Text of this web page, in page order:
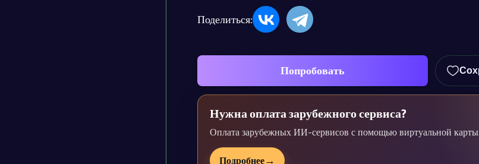
Поделиться:
Попробовать
Нужна оплата зарубежного сервиса?
Оплата зарубежных ИИ-сервисов с помощью виртуальной
Подробнее→